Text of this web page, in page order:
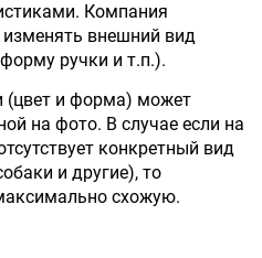
Компания
изменять внешний вид
ручки и т.п.).
(цвет и форма) может
на фото. В случае если на
конкретный вид
и другие), то
схожую.